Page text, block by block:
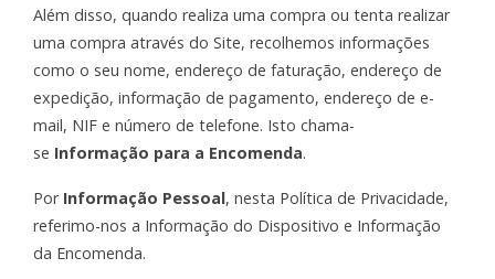
Além disso, quando realiza uma compra ou tenta realizar
uma compra através do Site, recolhemos informações
como o seu nome, endereço de faturação, endereço de
expedição, informação de pagamento, endereço de e-
mail, NIF e número de telefone. Isto chama-
se Informação para a Encomenda.
Por Informação Pessoal, nesta Política de Privacidade,
referimo-nos a Informação do Dispositivo e Informação
da Encomenda.